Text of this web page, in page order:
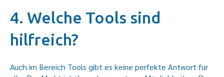
4. Welche Tools sind
hilfreich?
Auch im Bereich Tools gibt es keine perfekte Antwort für